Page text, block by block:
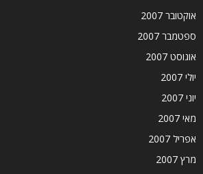
אוקטובר 2007
ספטמבר 2007
אוגוסט 2007
יולי 2007
יוני 2007
מאי 2007
אפריל 2007
מרץ 2007